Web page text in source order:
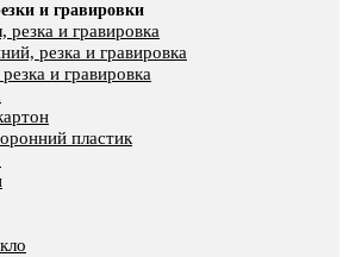
и гравировки
резка и гравировка
резка и гравировка
и гравировка
пластик